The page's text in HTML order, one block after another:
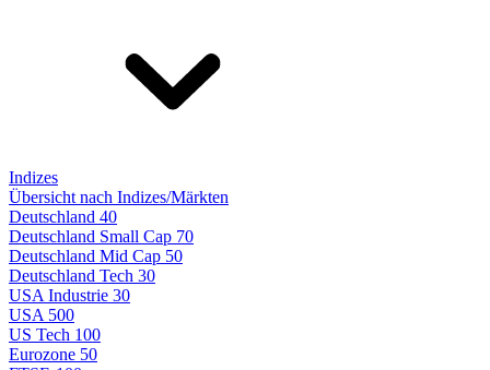
Indizes
Übersicht nach Indizes/Märkten
Deutschland 40
Deutschland Small Cap 70
Deutschland Mid Cap 50
Deutschland Tech 30
USA Industrie 30
USA 500
US Tech 100
Eurozone 50